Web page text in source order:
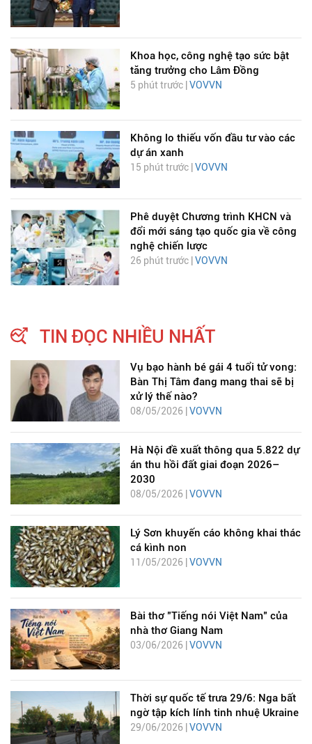
Khoa học, công nghệ tạo sức bật
tăng trưởng cho Lâm Đồng
5 phút trước |VOVVN
Không lo thiếu vốn đầu tư vào các
dự án xanh
15 phút trước | VOVVN
Phê duyệt Chương trình KHCN và
đổi mới sáng tạo quốc gia về công
nghệ chiến lược
26 phút trước | VOVVN
TIN ĐỌC NHIỀU NHẤT
Vụ bạo hành bé gái 4 tuổi tử vong:
Bàn Thị Tâm đang mang thai sẽ bị
xử lý thế nào?
08/05/2026 | VOVVN
Hà Nội đề xuất thông qua 5.822 dự
án thu hồi đất giai đoạn 2026–
2030
08/05/2026 | VOVVN
Lý Sơn khuyến cáo không khai thác
cá kình non
11/05/2026 | VOVVN
Bài thơ "Tiếng nói Việt Nam" của
nhà thơ Giang Nam
03/06/2026 |VOVVN
Thời sự quốc tế trưa 29/6: Nga bất
ngờ tập kích lính tinh nhuệ Ukraine
29/06/2026 | VOVVN